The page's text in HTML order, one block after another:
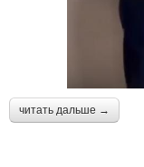
читать дальше →